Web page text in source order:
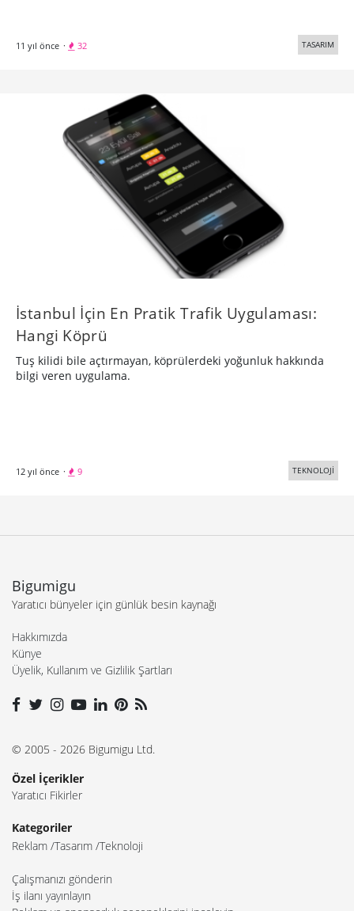
11 yıl önce · 32 TASARIM
İstanbul İçin En Pratik Trafik Uygulaması:
Hangi Köprü
Tuş kilidi bile açtırmayan, köprülerdeki yoğunluk hakkında
bilgi veren uygulama.
12 yıl önce · 9 TEKNOLOJİ
Bigumigu
Yaratıcı bünyeler için günlük besin kaynağı
Hakkımızda
Künye
Üyelik, Kullanım ve Gizlilik Şartları
© 2005 - 2026 Bigumigu Ltd.
Özel İçerikler
Yaratıcı Fikirler
Kategoriler
Reklam Tasarım Teknoloji
Çalışmanızı gönderin
İş ilanı yayınlayın